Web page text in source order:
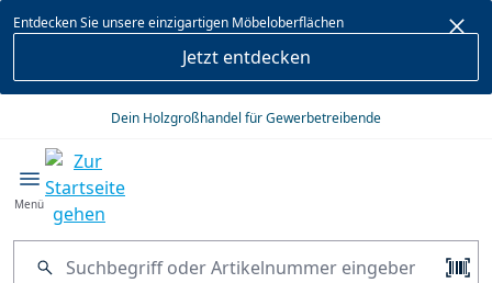
springen
Entdecken Sie unsere einzigartigen Möbeloberflächen
Jetzt entdecken
Dein Holzgroßhandel für Gewerbetreibende
Menü